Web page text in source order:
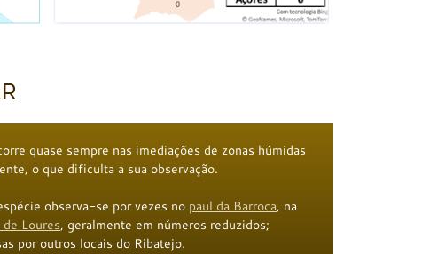
quase sempre nas imediações de zonas húmidas
o que dificulta a sua observação.
observa-se por vezes no paul da Barroca, na
de Loures, geralmente em números reduzidos;
por outros locais do Ribatejo.